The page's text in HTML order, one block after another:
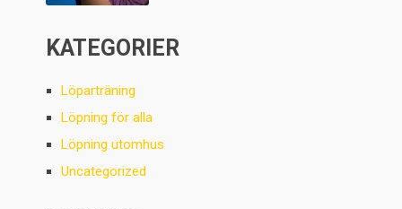
KATEGORIER
Löparträning
Löpning för alla
Löpning utomhus
Uncategorized